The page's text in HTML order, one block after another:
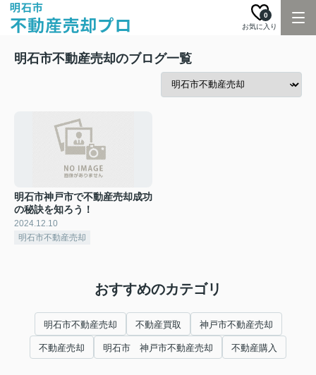
お気に入り
0
明石市不動産売却のブログ一覧
明石市神戸市で不動産売却成功
の秘訣を知ろう！
2024.12.10
明石市不動産売却
おすすめのカテゴリ
明石市不動産売却 不動産買取 神戸市不動産売却
不動産売却 明石市 神戸市不動産売却 不動産購入